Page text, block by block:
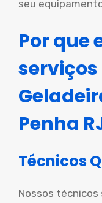
seu
Por que
serviços
Penha
Técnicos
Nossos